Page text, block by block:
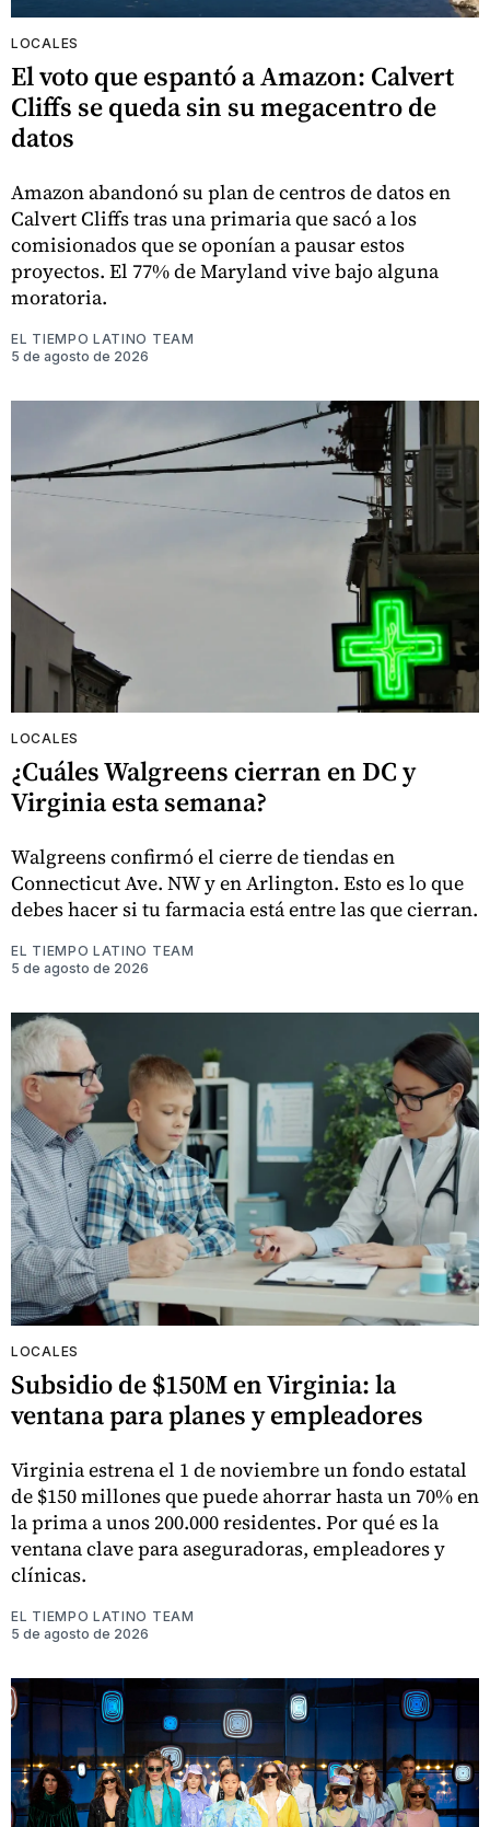
LOCALES
El voto que espantó a Amazon: Calvert
Cliffs se queda sin su megacentro de
datos
Amazon abandonó su plan de centros de datos en
Calvert Cliffs tras una primaria que sacó a los
comisionados que se oponían a pausar estos
proyectos. El 77% de Maryland vive bajo alguna
moratoria.
EL TIEMPO LATINO TEAM
5 de agosto de 2026
LOCALES
¿Cuáles Walgreens cierran en DC y
Virginia esta semana?
Walgreens confirmó el cierre de tiendas en
Connecticut Ave. NW y en Arlington. Esto es lo que
debes hacer si tu farmacia está entre las que cierran.
EL TIEMPO LATINO TEAM
5 de agosto de 2026
LOCALES
Subsidio de $150M en Virginia: la
ventana para planes y empleadores
Virginia estrena el 1 de noviembre un fondo estatal
de $150 millones que puede ahorrar hasta un 70% en
la prima a unos 200.000 residentes. Por qué es la
ventana clave para aseguradoras, empleadores y
clínicas.
EL TIEMPO LATINO TEAM
5 de agosto de 2026